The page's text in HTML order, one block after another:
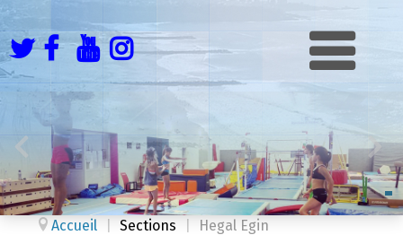
Accueil Sections Hegal Egin